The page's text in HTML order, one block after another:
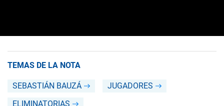
TEMAS DE LA NOTA
SEBASTIÁN BAUZÁ
JUGADORES
ELIMINATORIAS